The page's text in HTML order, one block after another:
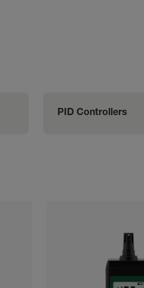
PID Controllers